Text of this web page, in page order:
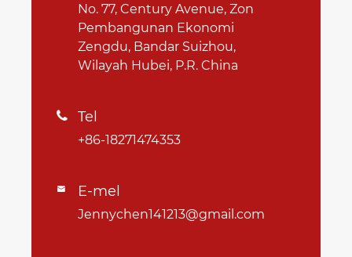
No. 77, Century Avenue, Zon
Pembangunan Ekonomi
Zengdu, Bandar Suizhou,
Wilayah Hubei, P.R. China
 Tel
+86-18271474353
 E-mel
Jennychen141213@gmail.com